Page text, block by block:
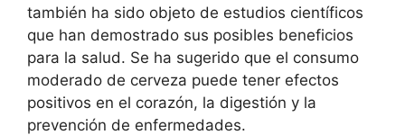
también ha sido objeto de estudios científicos
que han demostrado sus posibles beneficios
para la salud. Se ha sugerido que el consumo
moderado de cerveza puede tener efectos
positivos en el corazón, la digestión y la
prevención de enfermedades.